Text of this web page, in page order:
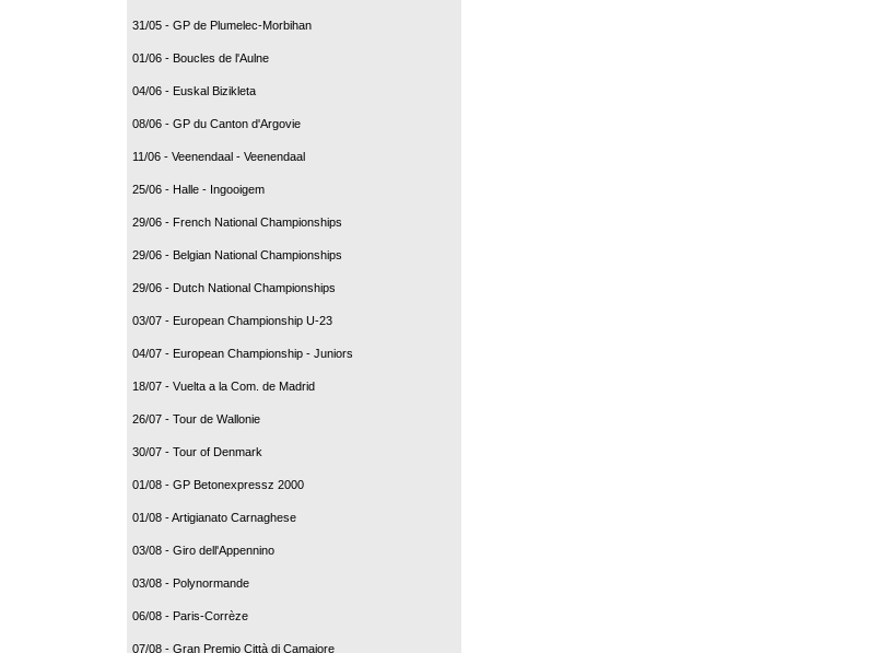
31/05 - GP de Plumelec-Morbihan
01/06 - Boucles de l'Aulne
04/06 - Euskal Bizikleta
08/06 - GP du Canton d'Argovie
11/06 - Veenendaal - Veenendaal
25/06 - Halle - Ingooigem
29/06 - French National Championships
29/06 - Belgian National Championships
29/06 - Dutch National Championships
03/07 - European Championship U-23
04/07 - European Championship - Juniors
18/07 - Vuelta a la Com. de Madrid
26/07 - Tour de Wallonie
30/07 - Tour of Denmark
01/08 - GP Betonexpressz 2000
01/08 - Artigianato Carnaghese
03/08 - Giro dell'Appennino
03/08 - Polynormande
06/08 - Paris-Corrèze
07/08 - Gran Premio Città di Camaiore